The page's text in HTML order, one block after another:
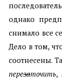
однако
снимало все
Дело в том,
соотнесены.
перезаточить,